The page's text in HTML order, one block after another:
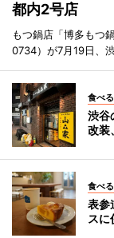
都内2号店
もつ鍋店「博多もつ
0734）が7月19日、
食べる
渋谷
改装
食べる
表参
スに